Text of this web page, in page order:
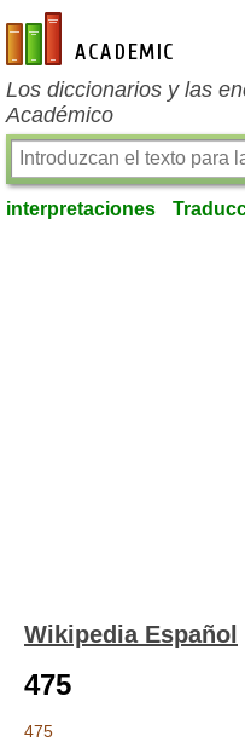
es-academic.com
Los diccionarios y las
Académico
interpretaciones
Wikipedia Español
475
475